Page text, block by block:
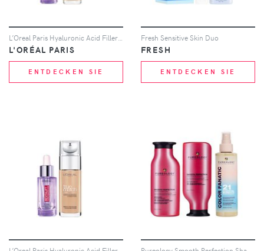
L'ORÉAL PARIS
ENTDECKEN SIE
Fresh Sensitive Skin Duo
FRESH
ENTDECKEN SIE